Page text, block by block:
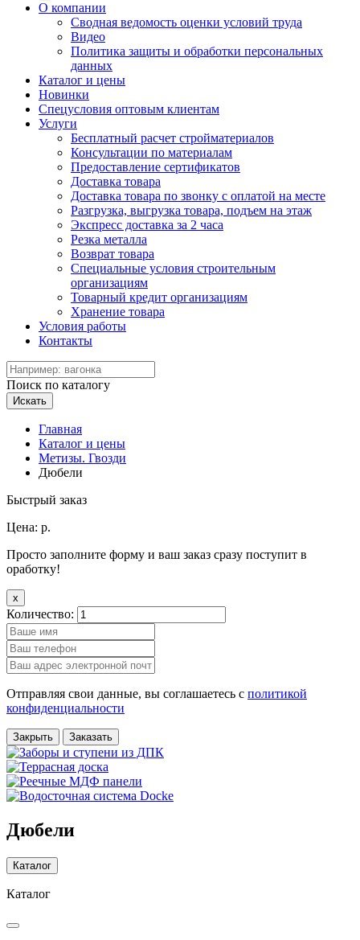
О компании
Сводная ведомость оценки условий труда
Видео
Политика защиты и обработки персональных
данных
Каталог и цены
Новинки
Спецусловия оптовым клиентам
Услуги
Бесплатный расчет стройматериалов
Консультации по материалам
Предоставление сертификатов
Доставка товара
Доставка товара по звонку с оплатой на месте
Разгрузка, выгрузка товара, подъем на этаж
Экспресс доставка за 2 часа
Резка металла
Возврат товара
Специальные условия строительным
организациям
Товарный кредит организациям
Хранение товара
Условия работы
Контакты
Поиск по каталогу
Искать
Главная
Каталог и цены
Метизы. Гвозди
Дюбели
Быстрый заказ
Цена: р.
Просто заполните форму и ваш заказ сразу поступит в
оработку!
x
Количество:
Отправляя свои данные, вы соглашаетесь с политикой
конфиденциальности
Закрыть Заказать
Дюбели
Каталог
Каталог